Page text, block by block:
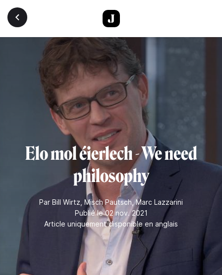
Aller au contenu principal
Elo mol éierlech - We need
philosophy
Par Bill Wirtz Misch Pautsch ,Marc Lazzarini
Publié le 02 nov. 2021
Article uniquement disponible en anglais